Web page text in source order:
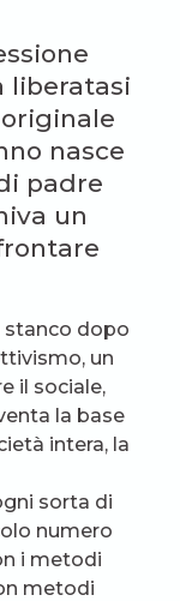
liberatasi
nasce
padre
un
stanco dopo
un
il sociale,
la base
intera, la
sorta di
numero
i metodi
metodi